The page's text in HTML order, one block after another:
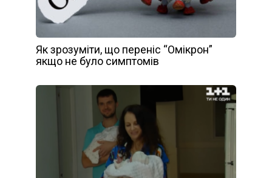
Як зрозуміти, що переніс “Омікрон”
якщо не було симптомів